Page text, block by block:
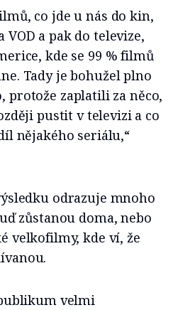
co jde u nás do kin,
a pak do televize,
kde se 99 % filmů
Tady je bohužel plno
protože zaplatili za něco,
pustit v televizi a co
nějakého seriálu,“
odrazuje mnoho
zůstanou doma, nebo
velkofilmy, kde ví, že
velmi